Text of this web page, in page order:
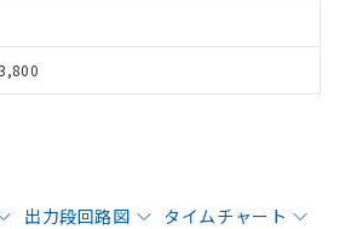
出力段回路図
タイムチャート